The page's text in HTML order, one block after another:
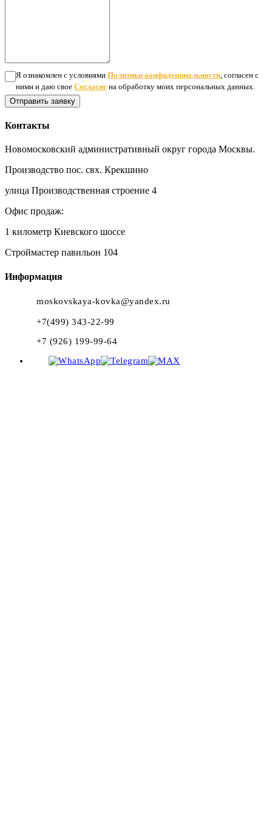
Я ознакомлен с условиями Политики конфиденциальности , согласен с
ними и даю свое Согласие на обработку моих персональных данных.
Отправить заявку
Контакты
Новомосковский административный округ города Москвы.
Производство пос. свх. Крекшино
улица Производственная строение 4
Офис продаж:
1 километр Киевского шоссе
Строймастер павильон 104
Информация
moskovskaya-kovka@yandex.ru
+7(499) 343-22-99
+7 (926) 199-99-64